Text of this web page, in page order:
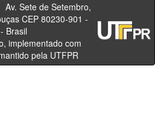
de Setembro,
CEP 80230-901 -
- PR - Brasil
implementado com
pela UTFPR